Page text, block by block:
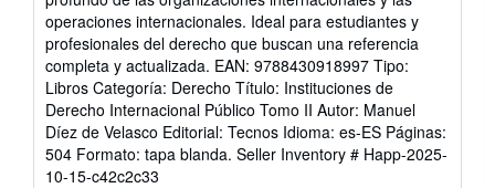
operaciones internacionales. Ideal para estudiantes y
profesionales del derecho que buscan una referencia
completa y actualizada. EAN: 9788430918997 Tipo:
Libros Categoría: Derecho Título: Instituciones de
Derecho Internacional Público Tomo II Autor: Manuel
Díez de Velasco Editorial: Tecnos Idioma: es-ES Páginas:
504 Formato: tapa blanda. Seller Inventory # Happ-2025-
10-15-c42c2c33